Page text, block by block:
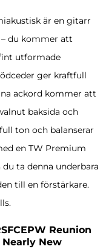
är en gitarr
du kommer att
utformade
ger kraftfull
ackord kommer att
baksida och
ton och balanserar
en TW Premium
ta denna underbara
till en förstärkare.
Reunion
New